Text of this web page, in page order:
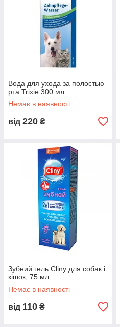
Вода для ухода за полостью
рта Trixie 300 мл
Немає в наявності
від 220 ₴
Зубний гель Cliny для собак і
кішок, 75 мл
Немає в наявності
від 110 ₴